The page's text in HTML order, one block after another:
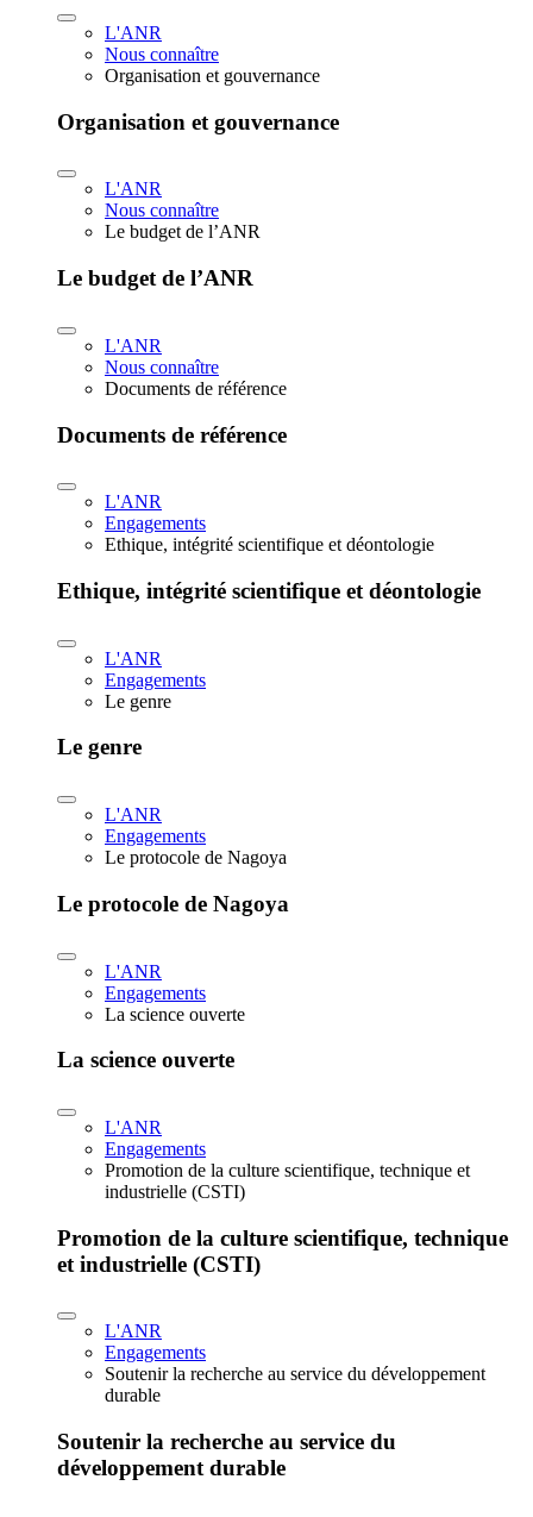
L'ANR
Nous connaître
Organisation et gouvernance
Organisation et gouvernance
L'ANR
Nous connaître
Le budget de l’ANR
Le budget de l’ANR
L'ANR
Nous connaître
Documents de référence
Documents de référence
L'ANR
Engagements
Ethique, intégrité scientifique et déontologie
Ethique, intégrité scientifique et déontologie
L'ANR
Engagements
Le genre
Le genre
L'ANR
Engagements
Le protocole de Nagoya
Le protocole de Nagoya
L'ANR
Engagements
La science ouverte
La science ouverte
L'ANR
Engagements
Promotion de la culture scientifique, technique et
industrielle (CSTI)
Promotion de la culture scientifique, technique
et industrielle (CSTI)
L'ANR
Engagements
Soutenir la recherche au service du développement
durable
Soutenir la recherche au service du
développement durable